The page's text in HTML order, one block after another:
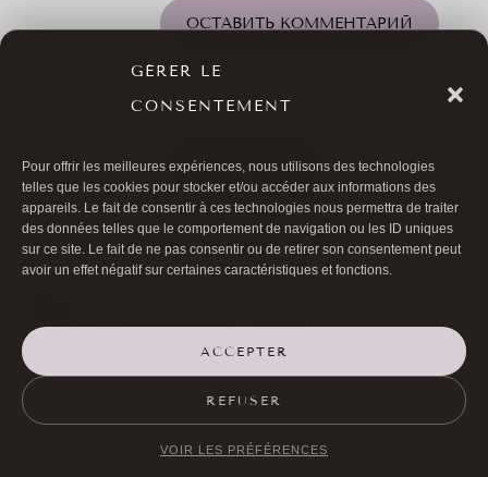
GÉRER LE
CONSENTEMENT
Pour offrir les meilleures expériences, nous utilisons des technologies
telles que les cookies pour stocker et/ou accéder aux informations des
appareils. Le fait de consentir à ces technologies nous permettra de traiter
des données telles que le comportement de navigation ou les ID uniques
sur ce site. Le fait de ne pas consentir ou de retirer son consentement peut
avoir un effet négatif sur certaines caractéristiques et fonctions.
ACCEPTER
REFUSER
VOIR LES PRÉFÉRENCES
ОСТАВИТЬ КОММЕНТАРИЙ
ВСЕ СТАТЬИ
 01 40 17 00 99
